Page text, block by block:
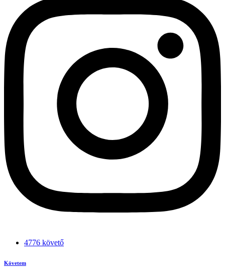
4776 követő
Követem